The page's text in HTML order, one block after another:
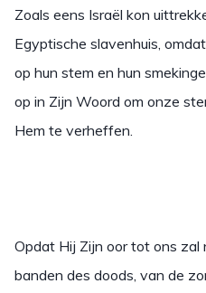
Zoals eens Israël kon
Egyptische slavenhuis,
op hun stem en hun
op in Zijn Woord om onze
Hem te verheffen.
Opdat Hij Zijn oor tot ons zal
banden des doods, van de